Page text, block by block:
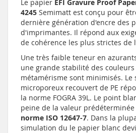
Le papier EFI Gravure Proof
4245 Semimatt est conçu pour
dernière génération d'encre des
d'imprimantes. Il répond aux
de cohérence les plus strictes de
Une très faible teneur en
une grande stabilité des
métamérisme sont minimisés. Le
microporeux recouvert de PE
la norme FOGRA 39L. Le point
peine de la valeur
norme ISO 12647-7. Dans la
simulation du le papier blanc